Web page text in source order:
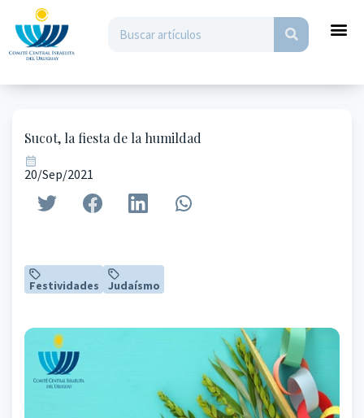
Sucot, la fiesta de la humildad
20/Sep/2021
Festividades Judaísmo